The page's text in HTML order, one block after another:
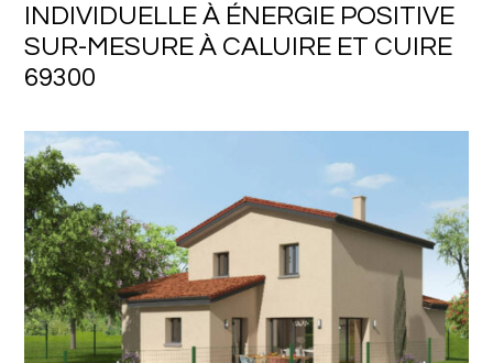
INDIVIDUELLE À ÉNERGIE POSITIVE
SUR-MESURE À CALUIRE ET CUIRE
69300